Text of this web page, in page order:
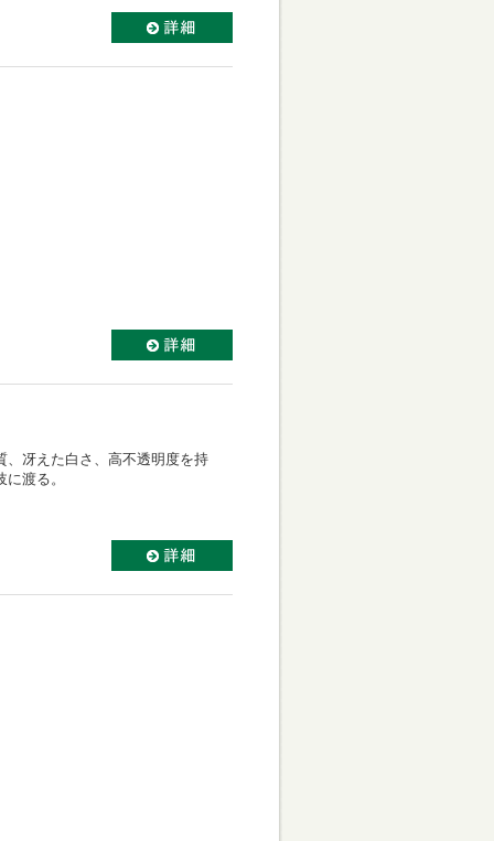
、冴えた白さ、高不透明度を持
渡る。